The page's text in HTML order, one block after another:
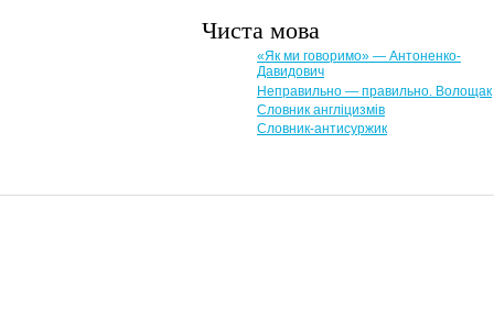
Чиста мова
«Як ми говоримо» — Антоненко-
Давидович
Неправильно — правильно. Волощак
Словник англіцизмів
Словник-антисуржик